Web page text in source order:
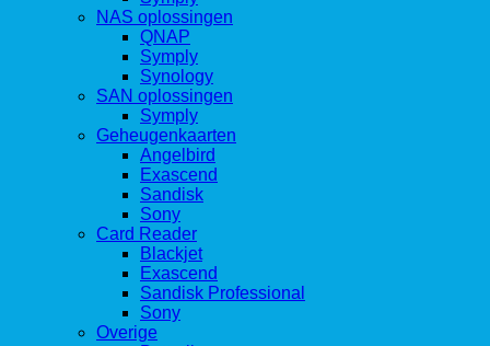
NAS oplossingen
QNAP
Symply
Synology
SAN oplossingen
Symply
Geheugenkaarten
Angelbird
Exascend
Sandisk
Sony
Card Reader
Blackjet
Exascend
Sandisk Professional
Sony
Overige